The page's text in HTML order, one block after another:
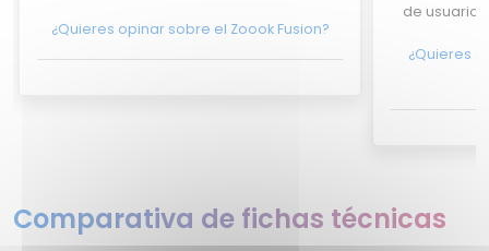
¿Quieres opinar sobre el Zoook Fusion?
de usuarios
¿Quieres
Comparativa de fichas técnicas